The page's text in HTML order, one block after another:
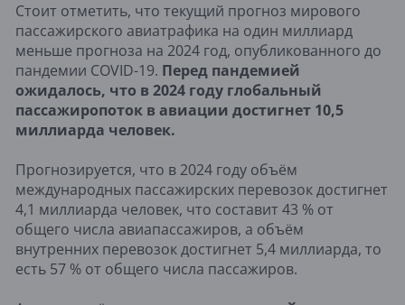
Стоит отметить, что текущий прогноз мирового
пассажирского авиатрафика на один миллиард
меньше прогноза на 2024 год, опубликованного до
пандемии COVID-19. Перед пандемией
ожидалось, что в 2024 году глобальный
пассажиропоток в авиации достигнет 10,5
миллиарда человек.
Прогнозируется, что в 2024 году объём
международных пассажирских перевозок достигнет
4,1 миллиарда человек, что составит 43 % от
общего числа авиапассажиров, а объём
внутренних перевозок достигнет 5,4 миллиарда, то
есть 57 % от общего числа пассажиров.